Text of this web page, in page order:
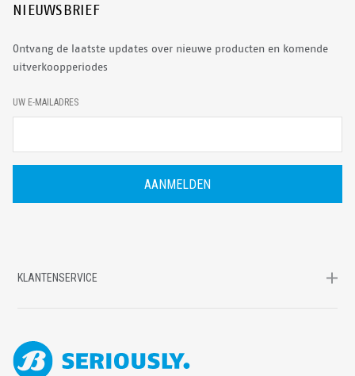
NIEUWSBRIEF
Ontvang de laatste updates over nieuwe producten en komende
uitverkoopperiodes
E
-
M
A
D
UW E-MAILADRES
KLANTENSERVICE